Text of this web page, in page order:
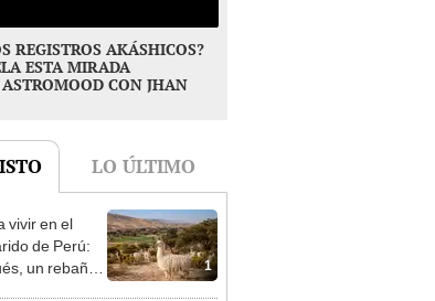
REGISTROS AKÁSHICOS?
ESTA MIRADA
CON JHAN
LO ÚLTIMO
1
vivir en el
de Perú:
un rebaño